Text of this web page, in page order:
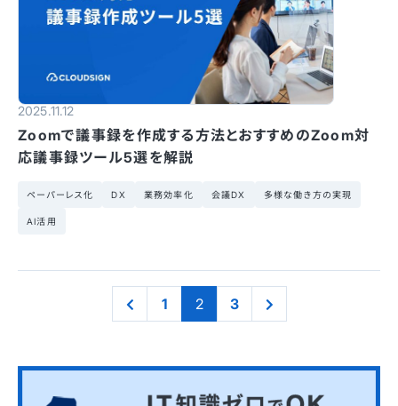
2025.11.12
Zoomで議事録を作成する方法とおすすめのZoom対
応議事録ツール5選を解説
ペーパーレス化 DX 業務効率化 会議DX 多様な働き方の実現
AI活用
1 2 3